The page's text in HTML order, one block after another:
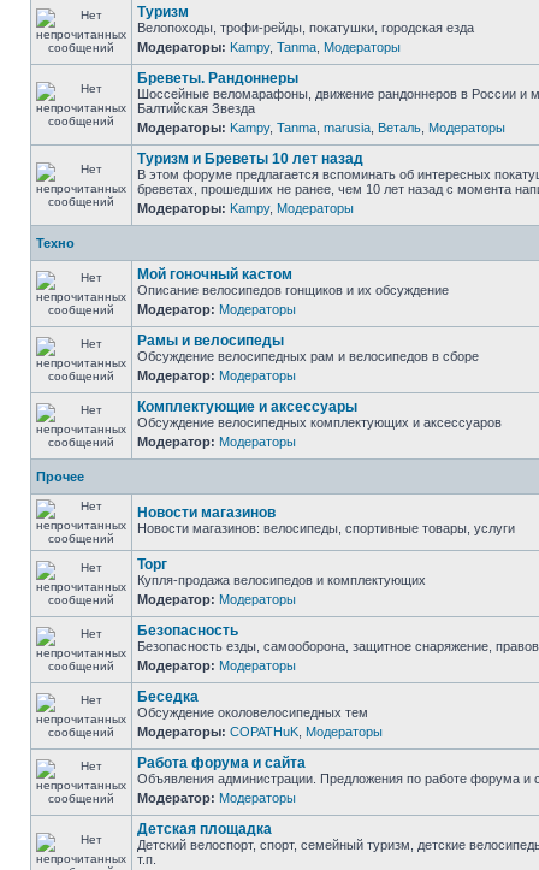
Туризм
Велопоходы, трофи-рейды, покатушки, городская езда
Модераторы: Kampy, Tanma Модераторы
Бреветы. Рандоннеры
Шоссейные веломарафоны, движение рандоннеров в России и
Балтийская Звезда
Модераторы: Kampy, Tanma marusia Веталь Модераторы
Туризм и Бреветы 10 лет назад
В этом форуме предлагается вспоминать об интересных
бреветах, прошедших не ранее, чем 10 лет назад с момента
Модераторы: Kampy, Модераторы
Техно
Мой гоночный кастом
Описание велосипедов гонщиков и их обсуждение
Модератор: Модераторы
Рамы и велосипеды
Обсуждение велосипедных рам и велосипедов в сборе
Модератор: Модераторы
Комплектующие и аксессуары
Обсуждение велосипедных комплектующих и аксессуаров
Модератор: Модераторы
Прочее
Новости магазинов
Новости магазинов: велосипеды, спортивные товары, услуги
Торг
Купля-продажа велосипедов и комплектующих
Модератор: Модераторы
Безопасность
Безопасность езды, самооборона, защитное снаряжение,
Модератор: Модераторы
Беседка
Обсуждение околовелосипедных тем
Модераторы: COPATHuK Модераторы
Работа форума и сайта
Объявления администрации. Предложения по работе форума и
Модератор: Модераторы
Детская площадка
Детский велоспорт, спорт, семейный туризм, детские
т.п.